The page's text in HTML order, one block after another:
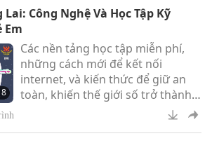
động vui chơi, sự tin tưởng và sự
hỗ trợ đầy cảm thông, các em
được nhẹ nhàng giúp tìm lại cảm
giác bình yên, sự tự tin và cảm
giác an toàn.
Công Nghệ Và Học Tập Kỹ
Em
Các nền tảng học tập miễn phí,
những cách mới để kết nối
internet, và kiến thức để giữ an
toàn, khiến thế giới số trở thành
một nơi tuyệt vời cho chúng em